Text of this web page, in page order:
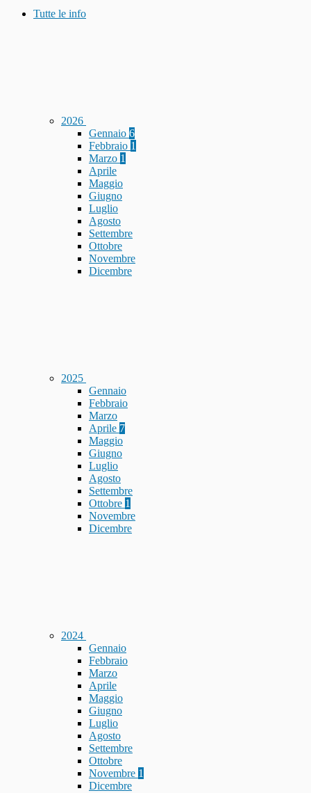
Tutte le info
2026
Gennaio 6
Febbraio 1
Marzo 1
Aprile
Maggio
Giugno
Luglio
Agosto
Settembre
Ottobre
Novembre
Dicembre
2025
Gennaio
Febbraio
Marzo
Aprile 7
Maggio
Giugno
Luglio
Agosto
Settembre
Ottobre 1
Novembre
Dicembre
2024
Gennaio
Febbraio
Marzo
Aprile
Maggio
Giugno
Luglio
Agosto
Settembre
Ottobre
Novembre 1
Dicembre